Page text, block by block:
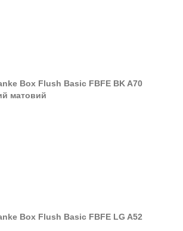
Box Flush Basic FBFE BK A70
матовий
Box Flush Basic FBFE LG A52